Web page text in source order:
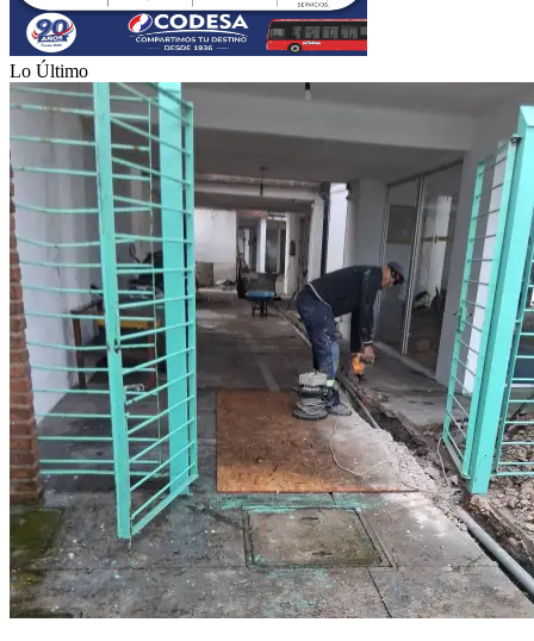
Lo Último